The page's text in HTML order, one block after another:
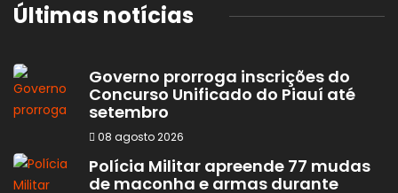
Últimas notícias
Governo prorroga inscrições do
Concurso Unificado do Piauí até
setembro
08 agosto 2026
Polícia Militar apreende 77 mudas
de maconha e armas durante